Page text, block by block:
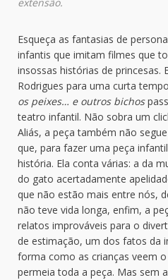
extensão.
Esqueça as fantasias de
infantis que imitam filmes que
insossas histórias de princesas.
Rodrigues para uma curta
os peixes… e outros bichos
teatro infantil. Não sobra um
Aliás, a peça também não
que, para fazer uma peça
história. Ela conta várias: a da
do gato acertadamente
que não estão mais entre nós,
não teve vida longa, enfim, a
relatos improváveis para o
de estimação, um dos fatos da
forma como as crianças veem
permeia toda a peça. Mas sem